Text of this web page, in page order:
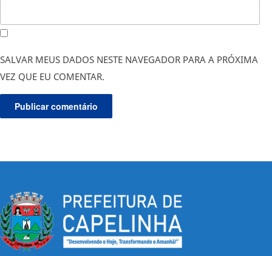
SALVAR MEUS DADOS NESTE NAVEGADOR PARA A PRÓXIMA
VEZ QUE EU COMENTAR.